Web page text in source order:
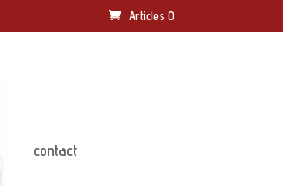
Articles 0
contact